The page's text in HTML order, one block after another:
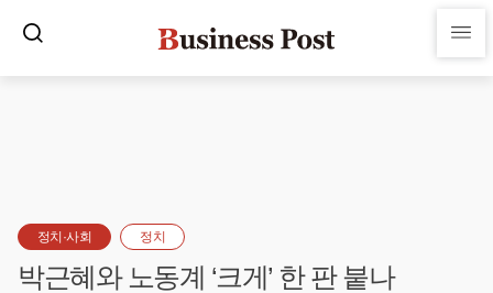
정치·사회 정치
박근혜와 노동계 ‘크게’ 한 판 붙나